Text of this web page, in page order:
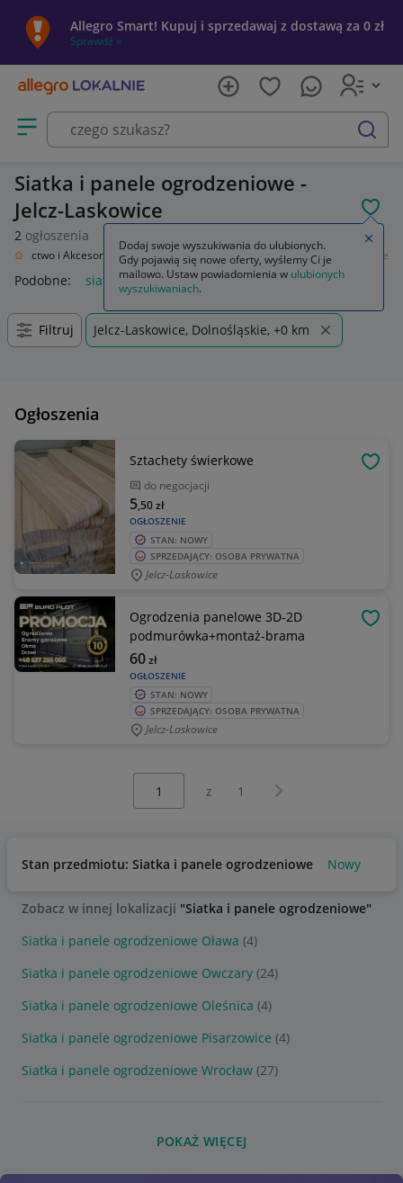
Allegro Smart! Kupuj i sprzedawaj z dostawą za 0 zł
Sprawdź »
Otwórz menu z kategoriami
szukaj
Siatka i panele ogrodzeniowe -
Jelcz-Laskowice
2 ogłoszenia
i Akcesoria Ogrodzenia i bramy Siatka i panele ogrodzeniowe
Podobne: siatką i panele ogrodzeniowe
Filtruj Jelcz-Laskowice, Dolnośląskie, +0 km
Ogłoszenia
Sztachety świerkowe
do negocjacji
OGŁOSZENIE
5,50zł
STAN: NOWY
SPRZEDAJĄCY: OSOBA PRYWATNA
Jelcz-Laskowice
Ogrodzenia panelowe 3D-2D
podmurówka+montaż-brama
OGŁOSZENIE
60zł
STAN: NOWY
SPRZEDAJĄCY: OSOBA PRYWATNA
Jelcz-Laskowice
z 1 Następna strona
Stan przedmiotu: Siatka i panele ogrodzeniowe Nowy
Zobacz w innej lokalizacji "Siatka i panele ogrodzeniowe"
Siatka i panele ogrodzeniowe Oława (4)
Siatka i panele ogrodzeniowe Owczary (24)
Siatka i panele ogrodzeniowe Oleśnica (4)
Siatka i panele ogrodzeniowe Pisarzowice (4)
Siatka i panele ogrodzeniowe Wrocław (27)
POKAŻ WIĘCEJ
Dodaj swoje wyszukiwania do ulubionych.
Gdy pojawią się nowe oferty, wyślemy Ci je
mailowo. Ustaw powiadomienia w ulubionych
wyszukiwaniach.